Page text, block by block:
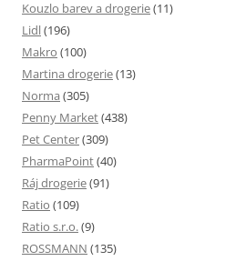
Kouzlo barev a drogerie(11)
Lidl(196)
Makro (100)
Martina drogerie(13)
Norma (305)
Penny Market(438)
Pet Center(309)
PharmaPoint(40)
Ráj drogerie(91)
Ratio (109)
Ratio s.r.o.(9)
ROSSMANN (135)